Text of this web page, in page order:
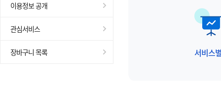
이용정보 공개
관심서비스
장바구니 목록 서비스